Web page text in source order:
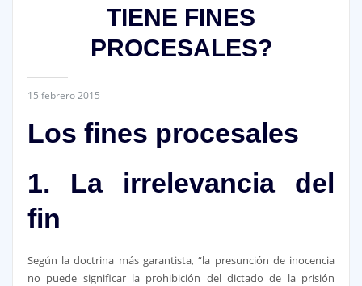
TIENE FINES
PROCESALES?
15 febrero 2015
Los fines procesales
1. La irrelevancia del
fin
Según la doctrina más garantista, “la presunción de inocencia
no puede significar la prohibición del dictado de la prisión